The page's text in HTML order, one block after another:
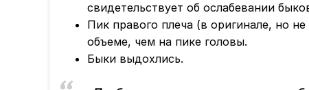
свидетельствует об ослабевании
Пик правого плеча (в оригинале, но
объеме, чем на пике головы.
Быки выдохлись.